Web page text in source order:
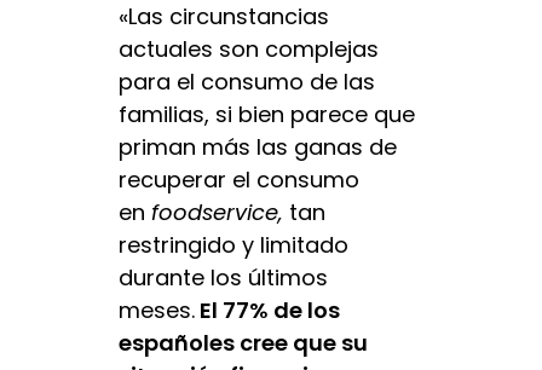
«Las circunstancias
actuales son complejas
para el consumo de las
familias, si bien parece que
priman más las ganas de
recuperar el consumo
en foodservice, tan
restringido y limitado
durante los últimos
meses.El 77% de los
españoles cree que su